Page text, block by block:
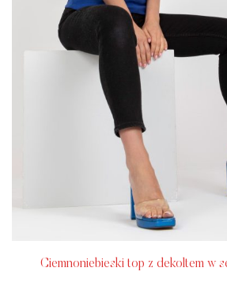
Ciemnoniebieski top z dekoltem w